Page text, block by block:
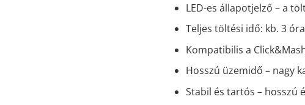
LED-es állapotjelző – a
Teljes töltési idő: kb. 3
Kompatibilis a
Hosszú üzemidő – nagy
Stabil és tartós – hosszú